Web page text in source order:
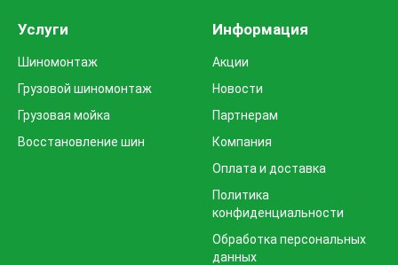
Услуги
Шиномонтаж
Грузовой шиномонтаж
Грузовая мойка
Восстановление шин
Информация
Акции
Новости
Партнерам
Компания
Оплата и доставка
Политика
конфиденциальности
Обработка персональных
данных